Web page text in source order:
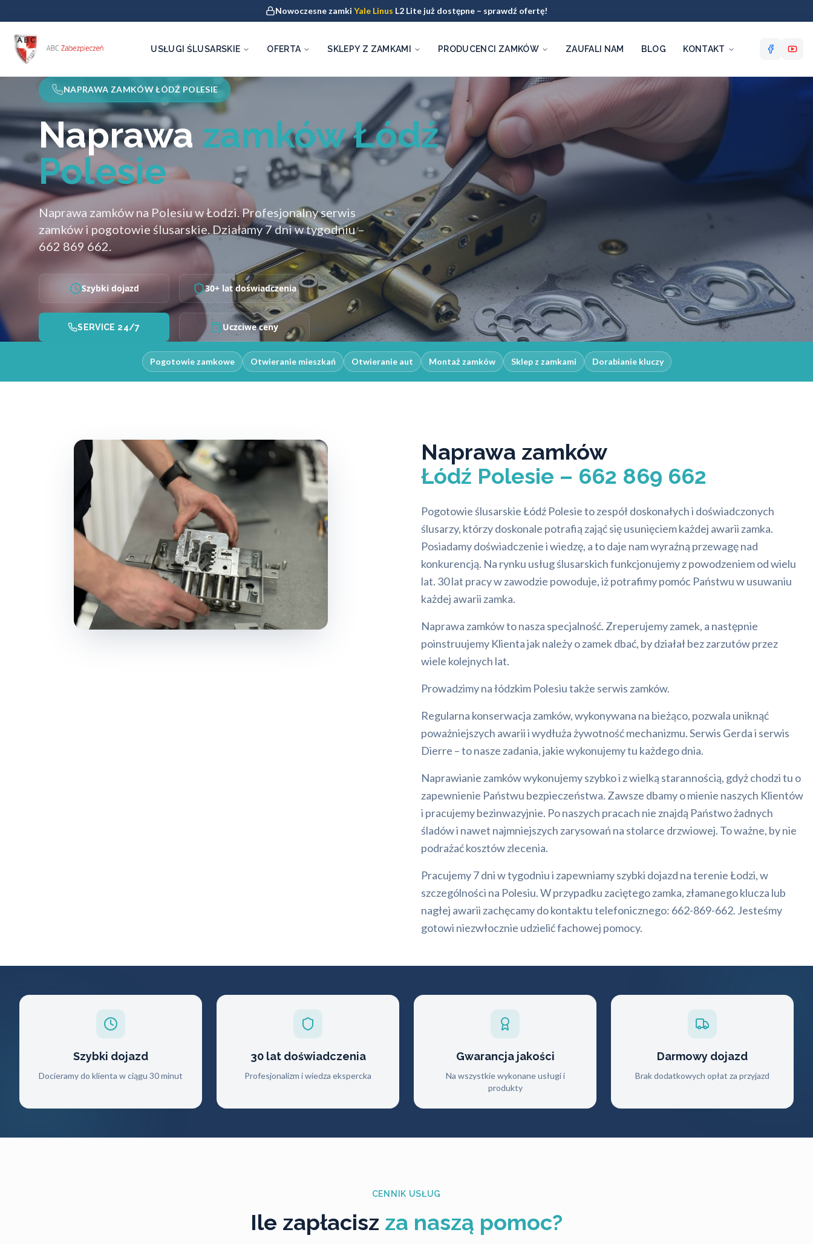
Nowoczesne zamki Yale Linus L2 Lite już dostępne – sprawdź ofertę!
USŁUGI ŚLUSARSKIE OFERTA SKLEPY Z ZAMKAMI PRODUCENCI ZAMKÓW ZAUFALI NAM BLOG KONTAKT
NAPRAWA ZAMKÓW ŁÓDŹ POLESIE
Naprawa zamków Łódź
Polesie
Naprawa zamków na Polesiu w Łodzi. Profesjonalny serwis
zamków i pogotowie ślusarskie. Działamy 7 dni w tygodniu –
662 869 662.
Szybki dojazd 30+ lat doświadczenia
SERVICE 24/7 Uczciwe ceny
Pogotowie zamkowe Otwieranie mieszkań Otwieranie aut Montaż zamków Sklep z zamkami Dorabianie kluczy
Naprawa zamków
Łódź Polesie – 662 869 662
Pogotowie ślusarskie Łódź Polesie to zespół doskonałych i doświadczonych
ślusarzy, którzy doskonale potrafią zająć się usunięciem każdej awarii zamka.
Posiadamy doświadczenie i wiedzę, a to daje nam wyraźną przewagę nad
konkurencją. Na rynku usług ślusarskich funkcjonujemy z powodzeniem od wielu
lat. 30 lat pracy w zawodzie powoduje, iż potrafimy pomóc Państwu w usuwaniu
każdej awarii zamka.
Naprawa zamków to nasza specjalność. Zreperujemy zamek, a następnie
poinstruujemy Klienta jak należy o zamek dbać, by działał bez zarzutów przez
wiele kolejnych lat.
Prowadzimy na łódzkim Polesiu także serwis zamków.
Regularna konserwacja zamków, wykonywana na bieżąco, pozwala uniknąć
poważniejszych awarii i wydłuża żywotność mechanizmu. Serwis Gerda i serwis
Dierre – to nasze zadania, jakie wykonujemy tu każdego dnia.
Naprawianie zamków wykonujemy szybko i z wielką starannością, gdyż chodzi tu o
zapewnienie Państwu bezpieczeństwa. Zawsze dbamy o mienie naszych Klientów
i pracujemy bezinwazyjnie. Po naszych pracach nie znajdą Państwo żadnych
śladów i nawet najmniejszych zarysowań na stolarce drzwiowej. To ważne, by nie
podrażać kosztów zlecenia.
Pracujemy 7 dni w tygodniu i zapewniamy szybki dojazd na terenie Łodzi, w
szczególności na Polesiu. W przypadku zaciętego zamka, złamanego klucza lub
nagłej awarii zachęcamy do kontaktu telefonicznego: 662-869-662. Jesteśmy
gotowi niezwłocznie udzielić fachowej pomocy.
Szybki dojazd
Docieramy do klienta w ciągu 30 minut
30 lat doświadczenia
Profesjonalizm i wiedza ekspercka
Gwarancja jakości
Na wszystkie wykonane usługi i
produkty
Darmowy dojazd
Brak dodatkowych opłat za przyjazd
CENNIK USŁUG
Ile zapłacisz za naszą pomoc?